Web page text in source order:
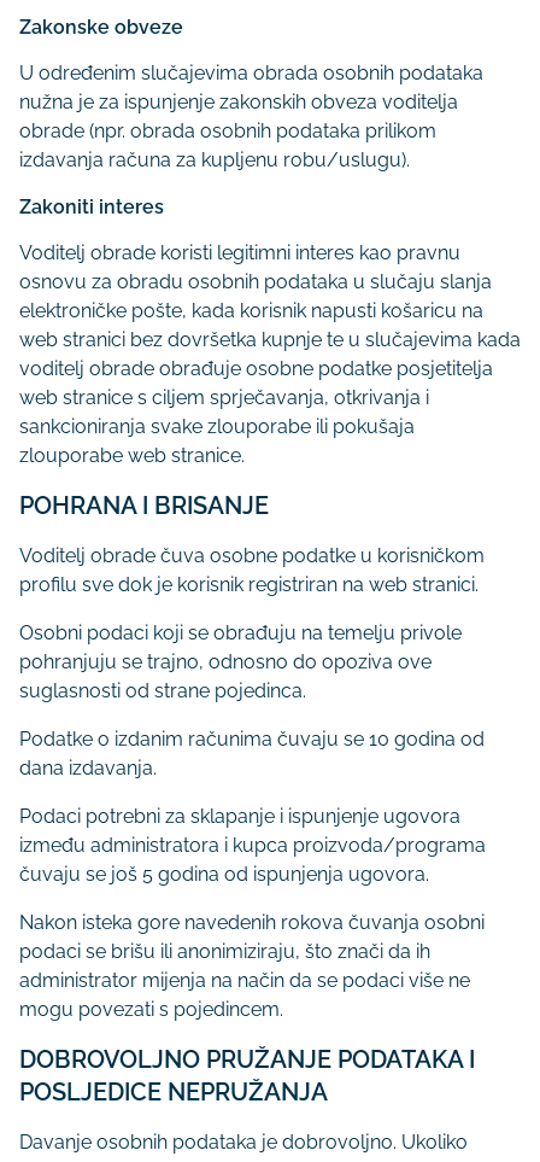
Zakonske obveze
U određenim slučajevima obrada osobnih podataka
nužna je za ispunjenje zakonskih obveza voditelja
obrade (npr. obrada osobnih podataka prilikom
izdavanja računa za kupljenu robu/uslugu).
Zakoniti interes
Voditelj obrade koristi legitimni interes kao pravnu
osnovu za obradu osobnih podataka u slučaju slanja
elektroničke pošte, kada korisnik napusti košaricu na
web stranici bez dovršetka kupnje te u slučajevima kada
voditelj obrade obrađuje osobne podatke posjetitelja
web stranice s ciljem sprječavanja, otkrivanja i
sankcioniranja svake zlouporabe ili pokušaja
zlouporabe web stranice.
POHRANA I BRISANJE
Voditelj obrade čuva osobne podatke u korisničkom
profilu sve dok je korisnik registriran na web stranici.
Osobni podaci koji se obrađuju na temelju privole
pohranjuju se trajno, odnosno do opoziva ove
suglasnosti od strane pojedinca.
Podatke o izdanim računima čuvaju se 10 godina od
dana izdavanja.
Podaci potrebni za sklapanje i ispunjenje ugovora
između administratora i kupca proizvoda/programa
čuvaju se još 5 godina od ispunjenja ugovora.
Nakon isteka gore navedenih rokova čuvanja osobni
podaci se brišu ili anonimiziraju, što znači da ih
administrator mijenja na način da se podaci više ne
mogu povezati s pojedincem.
DOBROVOLJNO PRUŽANJE PODATAKA I
POSLJEDICE NEPRUŽANJA
Davanje osobnih podataka je dobrovoljno. Ukoliko